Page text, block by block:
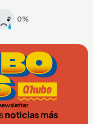
0%
noticias más